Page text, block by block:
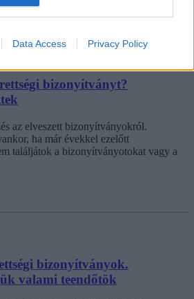
Data Access Privacy Policy
bizonyítványt?
az elveszett bizonyítványokról.
ha már évekkel ezelőtt
találjátok a bizonyítványotokat vagy a
bizonyítványok.
valami teendőtök